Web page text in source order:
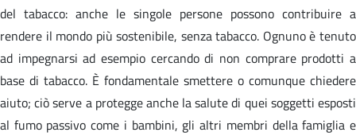
del tabacco: anche le singole persone possono contribuire a
rendere il mondo più sostenibile, senza tabacco. Ognuno è tenuto
ad impegnarsi ad esempio cercando di non comprare prodotti a
base di tabacco. È fondamentale smettere o comunque chiedere
aiuto; ciò serve a protegge anche la salute di quei soggetti esposti
al fumo passivo come i bambini, gli altri membri della famiglia e